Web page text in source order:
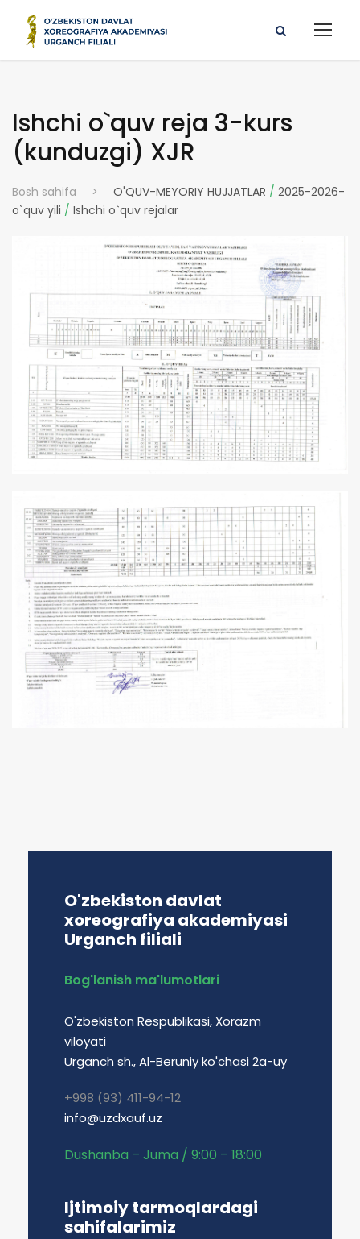
Ishchi o`quv reja 3-kurs
(kunduzgi) XJR
Bosh sahifa > O'QUV-MEYORIY HUJJATLAR / 2025-2026-
o`quv yili / Ishchi o`quv rejalar
O'zbekiston davlat
xoreografiya akademiyasi
Urganch filiali
Bog'lanish ma'lumotlari
O'zbekiston Respublikasi, Xorazm
viloyati
Urganch sh., Al-Beruniy ko'chasi 2a-uy
+998 (93) 411-94-12
info@uzdxauf.uz
Dushanba – Juma / 9:00 – 18:00
Ijtimoiy tarmoqlardagi
sahifalarimiz